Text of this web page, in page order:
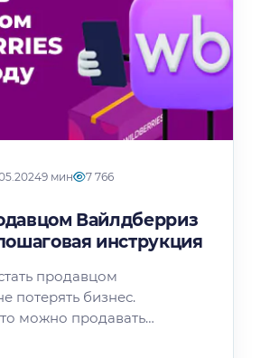
9 мин 7 766
Вайлдберриз
инструкция
продавцом
потерять бизнес.
можно продавать